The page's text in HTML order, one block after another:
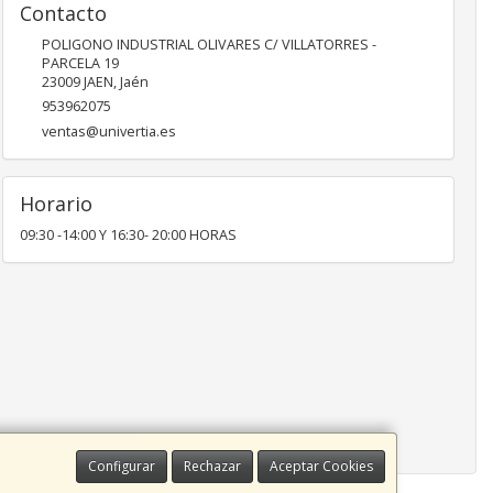
Configurar Rechazar Aceptar Cookies
Contacto
POLIGONO INDUSTRIAL OLIVARES C/ VILLATORRES -
PARCELA 19
23009JAEN,Jaén
953962075
ventas@univertia.es
Horario
09:30 -14:00 Y 16:30- 20:00 HORAS